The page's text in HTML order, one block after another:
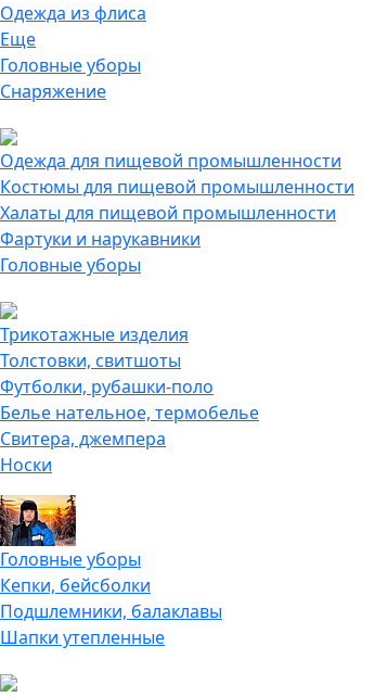
Одежда из флиса
Еще
Головные уборы
Снаряжение
Одежда для пищевой промышленности
Костюмы для пищевой промышленности
Халаты для пищевой промышленности
Фартуки и нарукавники
Головные уборы
Трикотажные изделия
Толстовки, свитшоты
Футболки, рубашки-поло
Белье нательное, термобелье
Свитера, джемпера
Носки
Головные уборы
Кепки, бейсболки
Подшлемники, балаклавы
Шапки утепленные